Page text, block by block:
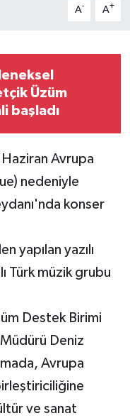
A- A+
Üzüm
başladı
Avrupa
nedeniyle
konser
yapılan yazılı
Türk müzik grubu
Destek Birimi
Deniz
Avrupa
ve sanat